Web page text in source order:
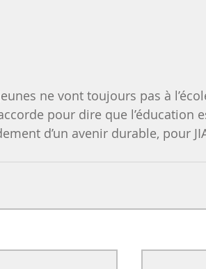
ne vont toujours pas à
pour dire que l’éducation
d’un avenir durable, pour